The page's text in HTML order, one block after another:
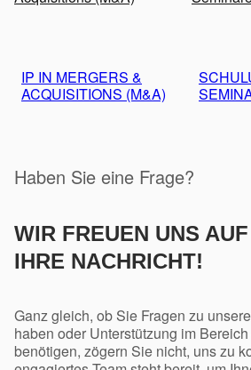
IP IN MERGERS &
ACQUISITIONS (M&A)
Haben Sie eine Frage?
WIR FREUEN UNS AUF
IHRE NACHRICHT!
Ganz gleich, ob Sie Fragen zu
haben oder Unterstützung im
benötigen, zögern Sie nicht, uns zu